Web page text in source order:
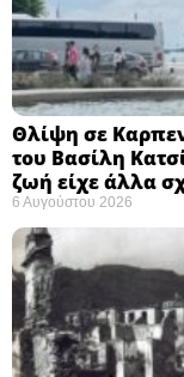
Θλίψη σε
του Βασίλη
ζωή είχε άλλα
6 Αυγούστου 2026